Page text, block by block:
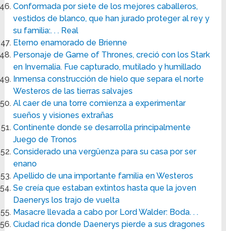
Conformada por siete de los mejores caballeros,
vestidos de blanco, que han jurado proteger al rey y
su familia:. . . Real
Eterno enamorado de Brienne
Personaje de Game of Thrones, creció con los Stark
en Invernalia. Fue capturado, mutilado y humillado
Inmensa construcción de hielo que separa el norte
Westeros de las tierras salvajes
Al caer de una torre comienza a experimentar
sueños y visiones extrañas
Continente donde se desarrolla principalmente
Juego de Tronos
Considerado una vergüenza para su casa por ser
enano
Apellido de una importante familia en Westeros
Se creía que estaban extintos hasta que la joven
Daenerys los trajo de vuelta
Masacre llevada a cabo por Lord Walder: Boda. . .
Ciudad rica donde Daenerys pierde a sus dragones